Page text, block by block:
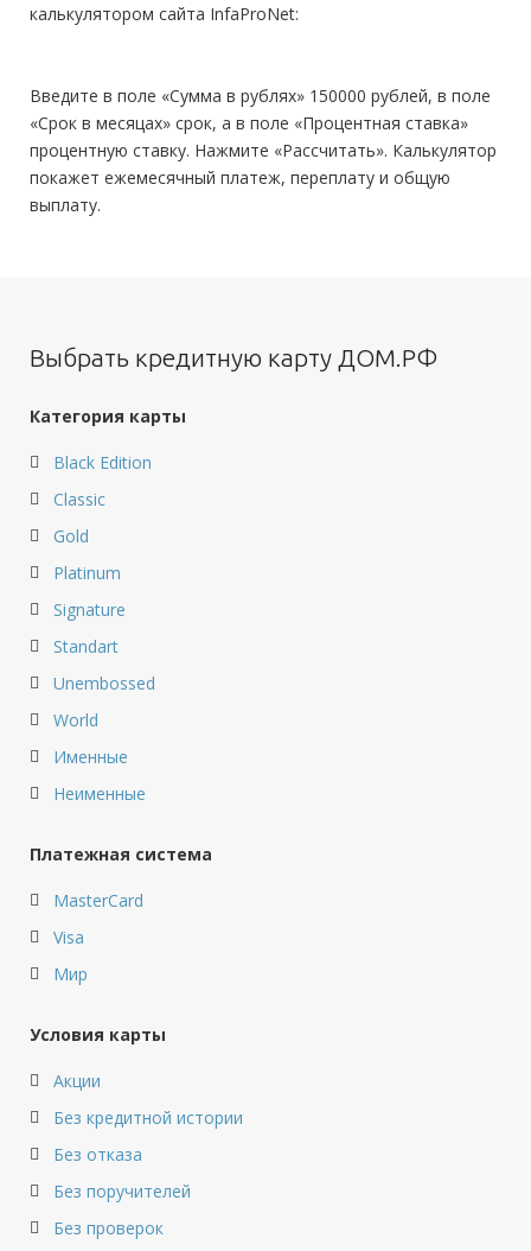
калькулятором сайта InfaProNet:
Введите в поле «Сумма в рублях» 150000 рублей, в поле
«Срок в месяцах» срок, а в поле «Процентная ставка»
процентную ставку. Нажмите «Рассчитать». Калькулятор
покажет ежемесячный платеж, переплату и общую
выплату.
Выбрать кредитную карту ДОМ.РФ
Категория карты
Black Edition
Classic
Gold
Platinum
Signature
Standart
Unembossed
World
Именные
Неименные
Платежная система
MasterCard
Visa
Мир
Условия карты
Акции
Без кредитной истории
Без отказа
Без поручителей
Без проверок